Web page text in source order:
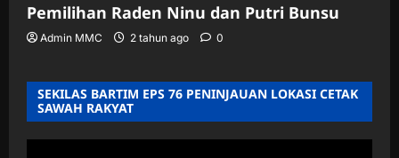
Pemilihan Raden Ninu dan Putri Bunsu
Admin MMC 2 tahun ago 0
SEKILAS BARTIM EPS 76 PENINJAUAN LOKASI CETAK
SAWAH RAKYAT